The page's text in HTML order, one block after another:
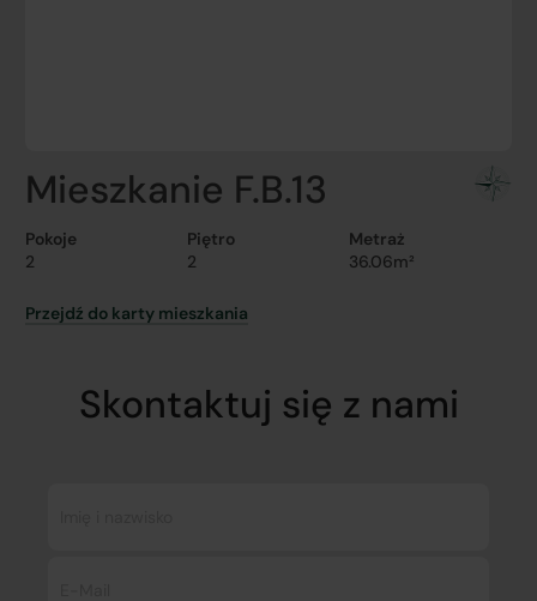
Mieszkanie F.B.13
Pokoje
2
Piętro
2
Metraż
36.06m²
Przejdź do karty mieszkania
Skontaktuj się z nami